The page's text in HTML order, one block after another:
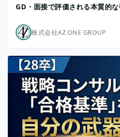
GD・面接で評価される本質的
株式会社AZ ONE GROUP